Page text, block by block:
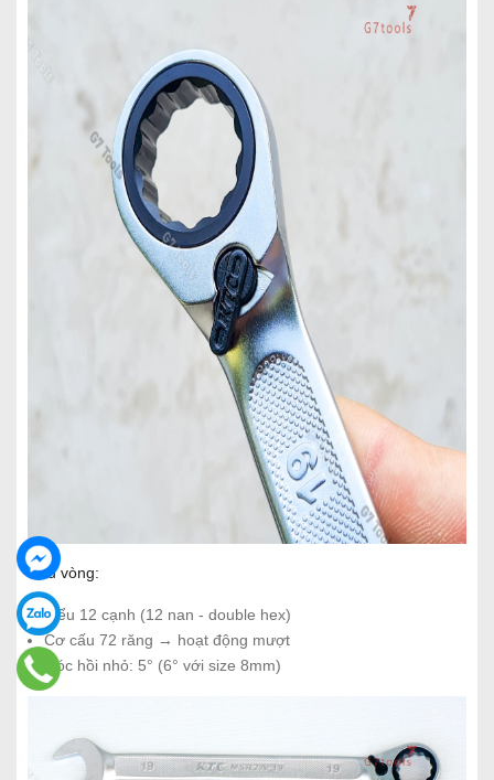
Đầu vòng:
Kiểu 12 cạnh (12 nan - double hex)
Cơ cấu 72 răng → hoạt động mượt
Góc hồi nhỏ: 5° (6° với size 8mm)